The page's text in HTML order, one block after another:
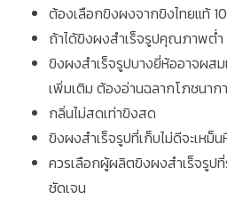
ต้องเลือกขิงผงจากขิงไทยแท้
ถ้าได้ขิงผงสำเร็จรูปคุณภาพต่
ขิงผงสำเร็จรูปบางยี่ห้ออาจผส
เพิ่มเติม ต้องอ่านฉลากโภชนาก
กลิ่นไม่สดเท่าขิงสด
ขิงผงสำเร็จรูปที่เก็บไม่ดีจะเหม็
ควรเลือกผู้ผลิตขิงผงสำเร็จรูป
ชัดเจน